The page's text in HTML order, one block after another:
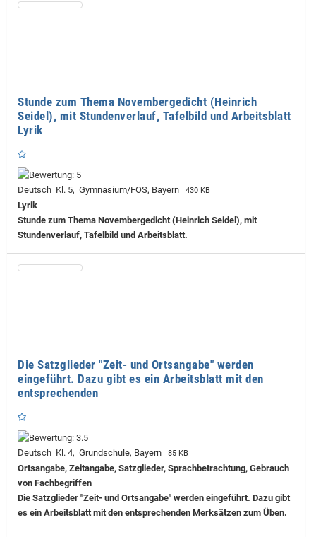
Stunde zum Thema Novembergedicht (Heinrich
Seidel), mit Stundenverlauf, Tafelbild und Arbeitsblatt
Lyrik
Deutsch Kl. 5, Gymnasium/FOS, Bayern 430 KB
Lyrik
Stunde zum Thema Novembergedicht (Heinrich Seidel), mit
Stundenverlauf, Tafelbild und Arbeitsblatt.
Die Satzglieder "Zeit- und Ortsangabe" werden
eingeführt. Dazu gibt es ein Arbeitsblatt mit den
entsprechenden
Deutsch Kl. 4, Grundschule, Bayern 85 KB
Ortsangabe, Zeitangabe, Satzglieder, Sprachbetrachtung, Gebrauch
von Fachbegriffen
Die Satzglieder "Zeit- und Ortsangabe" werden eingeführt. Dazu gibt
es ein Arbeitsblatt mit den entsprechenden Merksätzen zum Üben.